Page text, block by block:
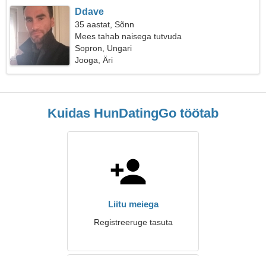
Ddave
35 aastat, Sõnn
Mees tahab naisega tutvuda
Sopron, Ungari
Jooga, Äri
Kuidas HunDatingGo töötab
Liitu meiega
Registreeruge tasuta